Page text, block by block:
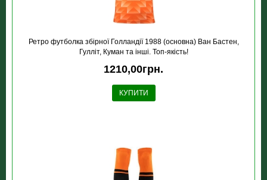
Ретро футболка збірної Голландії 1988 (основна) Ван Бастен,
Гулліт, Куман та інші. Топ-якість!
1210,00грн.
КУПИТИ